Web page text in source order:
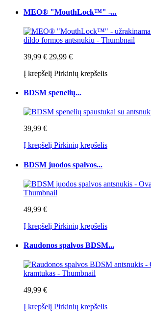
MEO® "MouthLock™" -...
39,99 € 29,99 €
Į krepšelį Pirkinių krepšelis
BDSM spenelių...
39,99 €
Į krepšelį Pirkinių krepšelis
BDSM juodos spalvos...
49,99 €
Į krepšelį Pirkinių krepšelis
Raudonos spalvos BDSM...
49,99 €
Į krepšelį Pirkinių krepšelis